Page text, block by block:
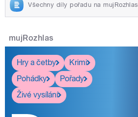
Všechny díly pořadu na mujRozhlas
mujRozhlas
Hry a četby
Krimi
Pohádky
Pořady
Živé vysílání